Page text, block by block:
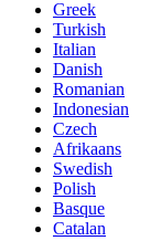
Greek
Turkish
Italian
Danish
Romanian
Indonesian
Czech
Afrikaans
Swedish
Polish
Basque
Catalan